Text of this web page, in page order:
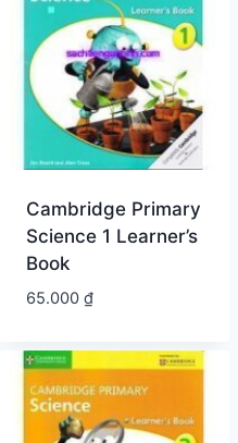
Cambridge Primary
Science 1 Learner’s
Book
65.000 ₫